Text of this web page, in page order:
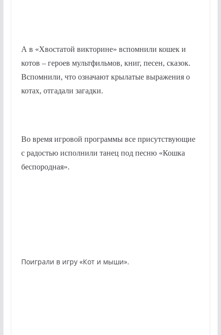
А в «Хвостатой викторине» вспомнили кошек и
котов – героев мультфильмов, книг, песен, сказок.
Вспомнили, что означают крылатые выражения о
котах, отгадали загадки.
Во время игровой программы все присутствующие
с радостью исполнили танец под песню «Кошка
беспородная».
Поиграли в игру «Кот и мыши».